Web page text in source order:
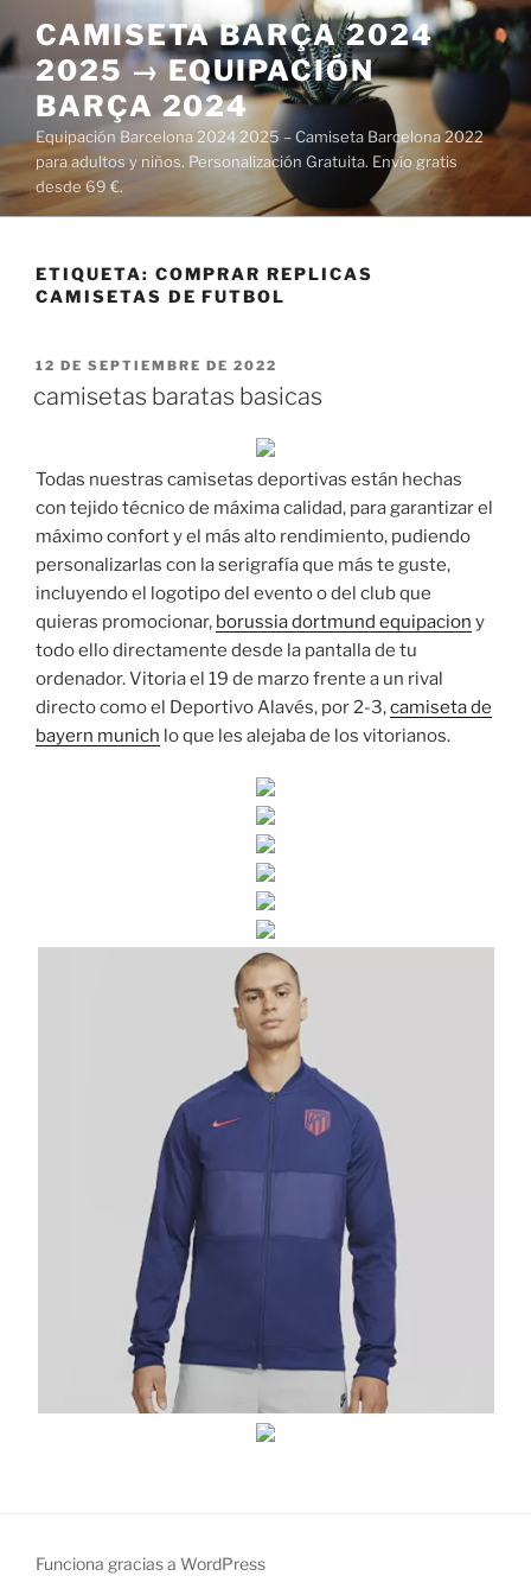
al
contenido
CAMISETA BARÇA 2024
2025 → EQUIPACIÓN
BARÇA 2024
Equipación Barcelona 2024 2025 – Camiseta Barcelona 2022
para adultos y niños. Personalización Gratuita. Envío gratis
desde 69 €.
ETIQUETA: COMPRAR REPLICAS
CAMISETAS DE FUTBOL
PUBLICADO
12 DE SEPTIEMBRE DE 2022
camisetas baratas basicas
Todas nuestras camisetas deportivas están hechas
con tejido técnico de máxima calidad, para garantizar el
máximo confort y el más alto rendimiento, pudiendo
personalizarlas con la serigrafía que más te guste,
incluyendo el logotipo del evento o del club que
quieras promocionar, borussia dortmund equipacion y
todo ello directamente desde la pantalla de tu
ordenador. Vitoria el 19 de marzo frente a un rival
directo como el Deportivo Alavés, por 2-3,camiseta de
bayern munich lo que les alejaba de los vitorianos.
Funciona gracias a WordPress